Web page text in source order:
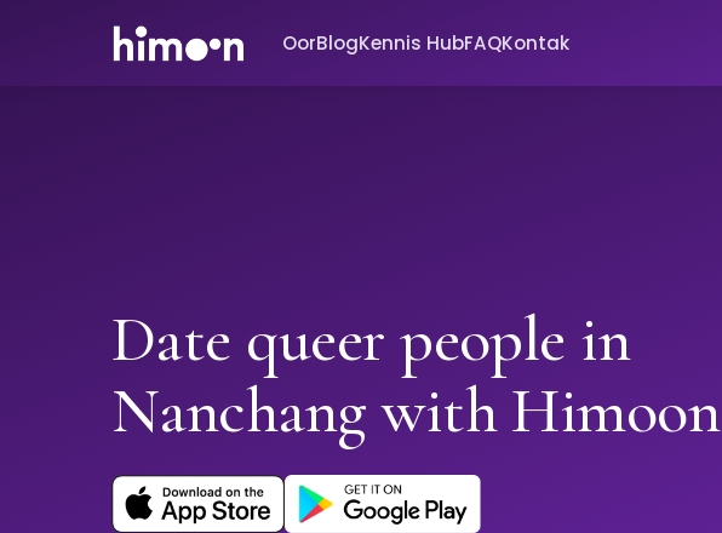
OorBlogKennis HubFAQKontak
Date queer people in
Nanchang with Himoon